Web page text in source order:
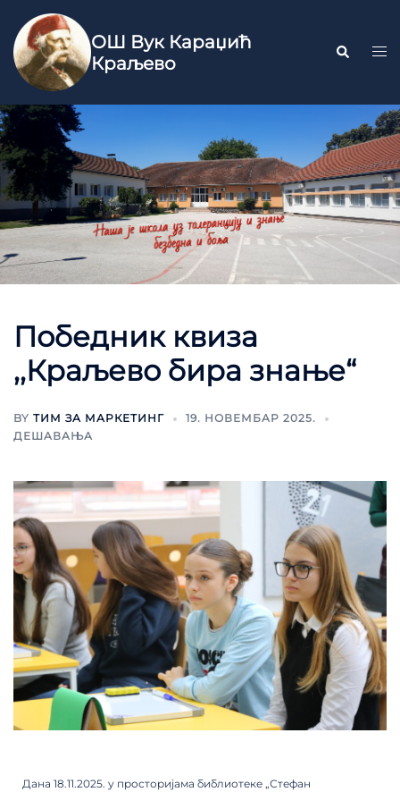
ОШ Вук Караџић
Краљево
Победник квиза
,,Краљево бира знање“
BY ТИМ ЗА МАРКЕТИНГ
19. НОВЕМБАР 2025.
ДЕШАВАЊА
Дана 18.11.2025. у просторијама библиотеке „Стефан